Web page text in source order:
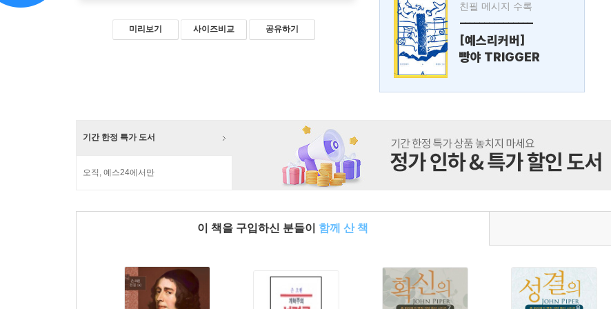
미리보기 사이즈비교 공유하기
친필 메시지 수록
---------------
[예스리커버]
빵야 TRIGGER
기간 한정 특가 도서
오직, 예스24에서만
이 책을 구입하신 분들이 함께 산 책